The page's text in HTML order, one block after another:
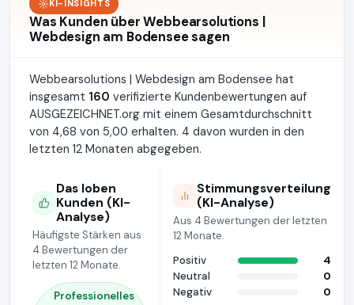
KI-INSIGHTS
Was Kunden über Webbearsolutions |
Webdesign am Bodensee sagen
Webbearsolutions | Webdesign am Bodensee hat
insgesamt 160 verifizierte Kundenbewertungen auf
AUSGEZEICHNET.org mit einem Gesamtdurchschnitt
von 4,68 von 5,00 erhalten. 4 davon wurden in den
letzten 12 Monaten abgegeben.
Das loben
Kunden (KI-
Analyse)
Häufigste Stärken aus
4 Bewertungen der
letzten 12 Monate.
Professionelles
Stimmungsverteilung
(KI-Analyse)
Aus 4 Bewertungen der letzten
12 Monate.
Positiv
4
Neutral
0
Negativ
0